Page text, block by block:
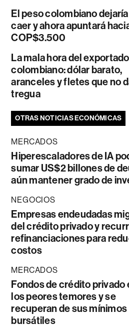
El peso colombiano
caer y ahora apuntará
COP$3.500
La mala hora del
colombiano: dólar barato,
aranceles y fletes que no
tregua
OTRAS NOTICIAS ECONÓMICAS
MERCADOS
Hiperescaladores de IA
sumar US$2 billones de
aún mantener grado de
NEGOCIOS
Empresas endeudadas
del crédito privado y
refinanciaciones para
costos
MERCADOS
Fondos de crédito privado
los peores temores y se
recuperan de sus mínimos
bursátiles